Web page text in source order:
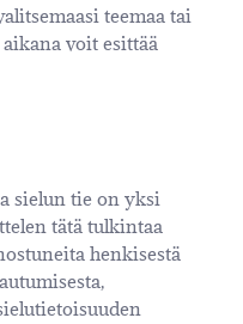
teemaa tai
voit esittää
sielun tie on yksi
tätä tulkintaa
henkisestä